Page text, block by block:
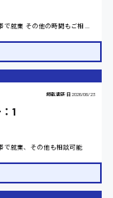
(1)8:00〜17:00(休憩60分) (2)9:00〜18:00(休憩60分) ※上記のうち、希望の時間帯で就業 その他の時間もご相談ください。
掲載更新日 2026/06/23
1
で就業、その他も相談可能